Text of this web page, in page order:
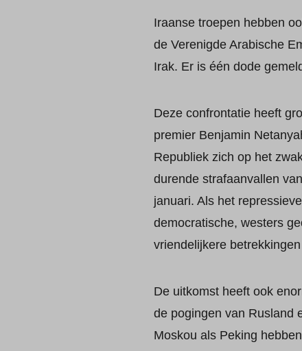
Iraanse troepen hebben
de Verenigde Arabische
Irak. Er is één dode
Deze confrontatie heeft
premier Benjamin
Republiek zich op het
durende strafaanvallen
januari. Als het
democratische, westers
vriendelijkere
De uitkomst heeft ook
de pogingen van Rusland
Moskou als Peking